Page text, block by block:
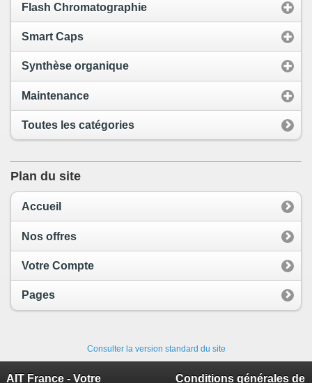
Flash Chromatographie
Smart Caps
Synthèse organique
Maintenance
Toutes les catégories
Plan du site
Accueil
Nos offres
Votre Compte
Pages
Consulter la version standard du site
AIT France - Votre Conditions générales de